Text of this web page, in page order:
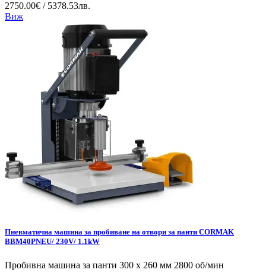
2750.00€ / 5378.53лв.
Виж
Пневматична машина за пробиване на отвори за панти CORMAK
BBM40PNEU/ 230V/ 1.1kW
Пробивна машина за панти 300 x 260 мм 2800 об/мин